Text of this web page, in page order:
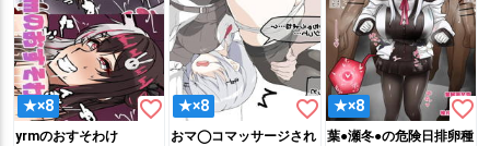
★×8 favorite_border
yrmのおすそわけ
★×8 favorite_border
おマ◯コマッサージされ
★×8 favorite_border
葉●瀬冬●の危険日排卵種